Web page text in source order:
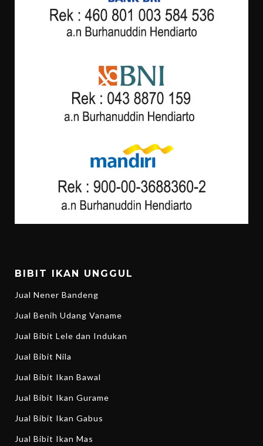
BIBIT IKAN UNGGUL
Jual Nener Bandeng
Jual Benih Udang Vaname
Jual Bibit Lele dan Indukan
Jual Bibit Nila
Jual Bibit Ikan Bawal
Jual Bibit Ikan Gurame
Jual Bibit Ikan Gabus
Jual Bibit Ikan Mas